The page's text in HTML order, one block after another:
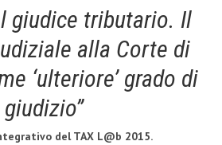
RESPONSIBILITY
giudice tributario. Il
alla Corte di
‘ulteriore’ grado di
giudizio”
del TAX L@b 2015.